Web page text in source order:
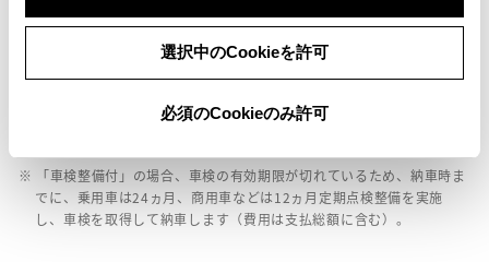
選択中のCookieを許可
必須のCookieのみ許可
※ 支払総額には、車両価格の他、保険料、税金、登録などに伴う費用な
ど、購入の際に必要な全ての費用が含まれております。
※ 「修復歴あり」の場合、修復部位の詳細につきましては、販売店へお
※ 「車検整備付」の場合、車検の有効期限が切れているため、納車時ま
でに、乗用車は24ヵ月、商用車などは12ヵ月定期点検整備を実施
し、車検を取得して納車します（費用は支払総額に含む）。